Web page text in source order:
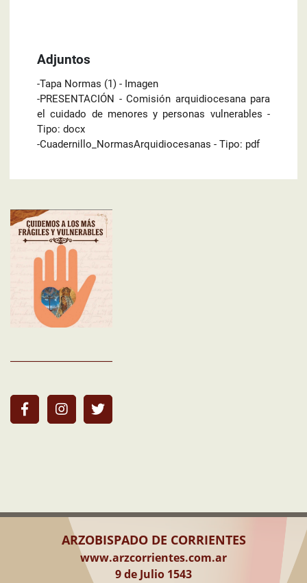
Adjuntos
-Tapa Normas (1) - Imagen
-PRESENTACIÓN - Comisión arquidiocesana para
el cuidado de menores y personas vulnerables -
Tipo: docx
-Cuadernillo_NormasArquidiocesanas - Tipo: pdf
ARZOBISPADO DE CORRIENTES
www.arzcorrientes.com.ar
9 de Julio 1543